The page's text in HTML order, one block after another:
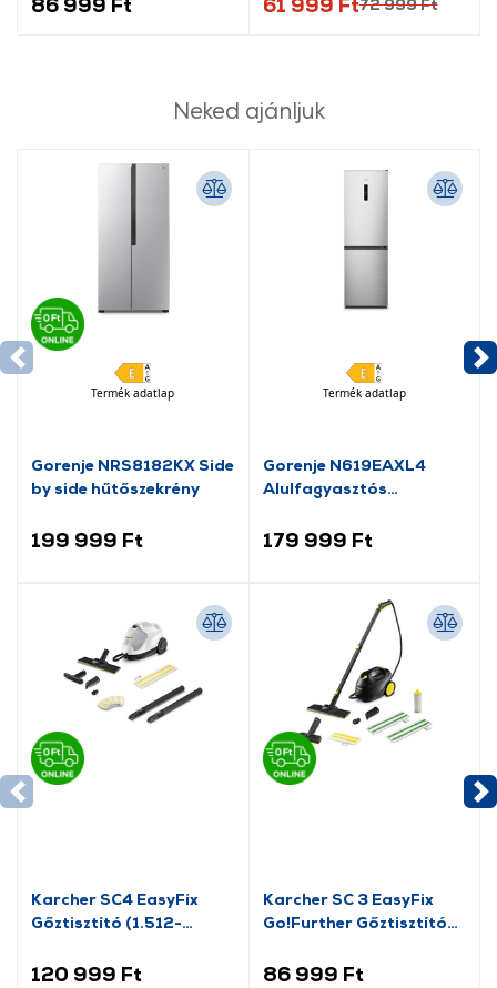
72 999 Ft
Neked ajánljuk
Termék adatlap
Gorenje NRS8182KX Side
by side hűtőszekrény
199 999 Ft
Termék adatlap
Gorenje N619EAXL4
Alulfagyasztós
179 999 Ft
Karcher SC4 EasyFix
Gőztisztító (1.512-
120 999 Ft
Karcher SC 3 EasyFix
Go!Further Gőztisztító
86 999 Ft